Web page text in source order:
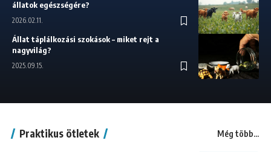
állatok egészségére?
2026.02.11.
Állat táplálkozási szokások – miket rejt a
nagyvilág?
2025.09.15.
Praktikus ötletek Még több...